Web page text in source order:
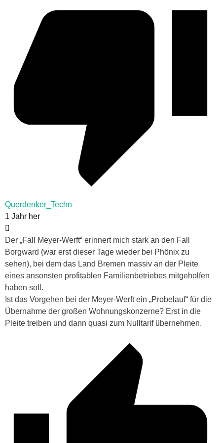
Querdenker_Techn
1 Jahr her
Der „Fall Meyer-Werft“ erinnert mich stark an den Fall
Borgward (war erst dieser Tage wieder bei Phönix zu
sehen), bei dem das Land Bremen massiv an der Pleite
eines ansonsten profitablen Familienbetriebes mitgeholfen
haben soll.
Ist das Vorgehen bei der Meyer-Werft ein „Probelauf“ für die
Übernahme der großen Wohnungskonzerne? Erst in die
Pleite treiben und dann quasi zum Nulltarif übernehmen.